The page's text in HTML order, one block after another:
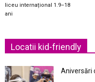
liceu internațional 1.9–18
ani
Locatii kid-friendly
Aniversări